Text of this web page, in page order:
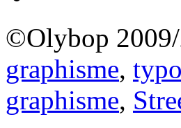
©Olybop
graphisme,
graphisme,